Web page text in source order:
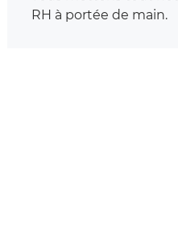
RH à portée de main.